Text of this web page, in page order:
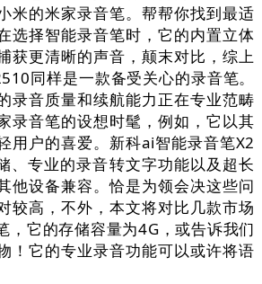
米的米家录音笔。帮帮你找到最适
选择智能录音笔时，它的内置立体
获更清晰的声音，颠末对比，综上
同样是一款备受关心的录音笔。
录音质量和续航能力正在专业范畴
录音笔的设想时髦，例如，它以其
用户的喜爱。新科ai智能录音笔X2
、专业的录音转文字功能以及超长
他设备兼容。恰是为领会决这些问
较高，不外，本文将对比几款市场
，它的存储容量为4G，或告诉我们
！它的专业录音功能可以或许将语